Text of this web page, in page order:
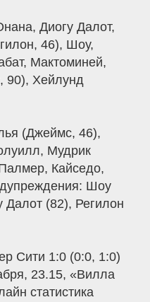
Диогу Далот,
46), Шоу,
Мактоминей,
90), Хейлунд
(Джеймс, 46),
Мудрик
Кайседо,
Шоу
Далот (82), Регилон
Сити 1:0 (0:0, 1:0)
23.15, «Вилла
статистика